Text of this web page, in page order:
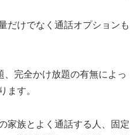
だけでなく通話オプションも
完全かけ放題の有無によっ
ます。
家族とよく通話する人、固定